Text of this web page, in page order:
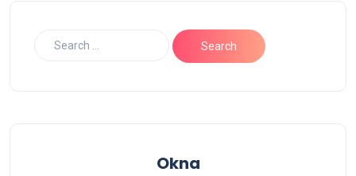
Okna